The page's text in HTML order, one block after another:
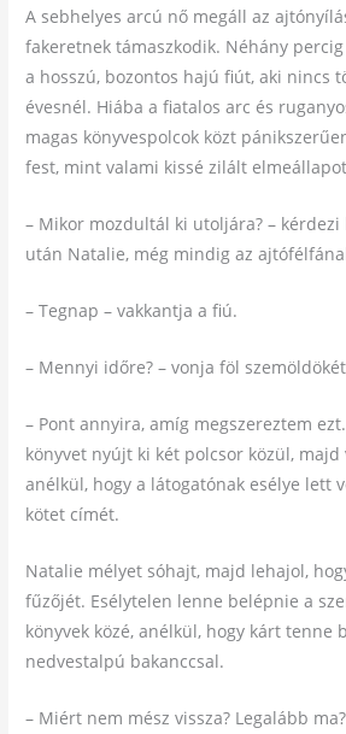
A sebhelyes arcú nő megáll az
fakeretnek támaszkodik. Néhány
a hosszú, bozontos hajú fiút, aki nincs
évesnél. Hiába a fiatalos arc és
magas könyvespolcok közt
fest, mint valami kissé zilált
– Mikor mozdultál ki utoljára? – kérdezi
után Natalie, még mindig az
– Tegnap – vakkantja a fiú.
– Mennyi időre? – vonja föl
– Pont annyira, amíg megszereztem ezt.
könyvet nyújt ki két polcsor közül, majd
anélkül, hogy a látogatónak esélye lett
kötet címét.
Natalie mélyet sóhajt, majd lehajol,
fűzőjét. Esélytelen lenne belépnie a
könyvek közé, anélkül, hogy kárt tenne
nedvestalpú bakanccsal.
– Miért nem mész vissza? Legalább